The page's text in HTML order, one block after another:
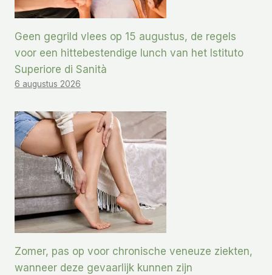
Geen gegrild vlees op 15 augustus, de regels
voor een hittebestendige lunch van het Istituto
Superiore di Sanità
6 augustus 2026
Zomer, pas op voor chronische veneuze ziekten,
wanneer deze gevaarlijk kunnen zijn